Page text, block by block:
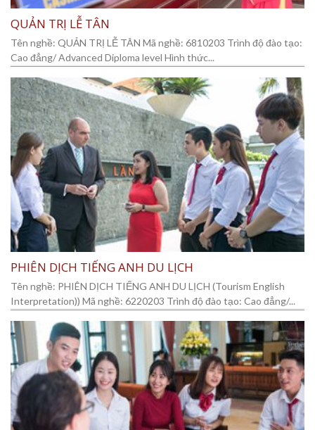
QUẢN TRỊ LỄ TÂN
Tên nghề: QUẢN TRỊ LỄ TÂN Mã nghề: 6810203 Trình độ đào tạo:
Cao đẳng/ Advanced Diploma level Hình thức...
PHIÊN DỊCH TIẾNG ANH DU LỊCH
Tên nghề: PHIÊN DỊCH TIẾNG ANH DU LỊCH (Tourism English
Interpretation)) Mã nghề: 6220203 Trình độ đào tạo: Cao đẳng/...